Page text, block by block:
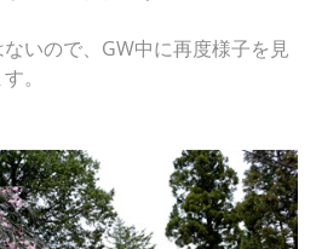
いので、GW中に再度様子を見
。